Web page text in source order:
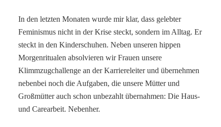
In den letzten Monaten wurde mir klar, dass gelebter
Feminismus nicht in der Krise steckt, sondern im Alltag. Er
steckt in den Kinderschuhen. Neben unseren hippen
Morgenritualen absolvieren wir Frauen unsere
Klimmzugchallenge an der Karriereleiter und übernehmen
nebenbei noch die Aufgaben, die unsere Mütter und
Großmütter auch schon unbezahlt übernahmen: Die Haus-
und Carearbeit. Nebenher.